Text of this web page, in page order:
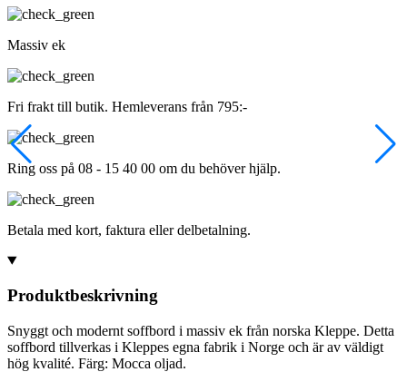
Massiv ek
Fri frakt till butik. Hemleverans från 795:-
Ring oss på 08 - 15 40 00 om du behöver hjälp.
Betala med kort, faktura eller delbetalning.
Produktbeskrivning
Snyggt och modernt soffbord i massiv ek från norska Kleppe. Detta
soffbord tillverkas i Kleppes egna fabrik i Norge och är av väldigt
hög kvalité. Färg: Mocca oljad.